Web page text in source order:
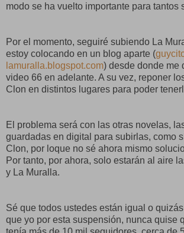
modo se ha vuelto importante para tantos
Por el momento, seguiré subiendo La
estoy colocando en un blog aparte (
lamuralla.blogspot.com) desde donde me
video 66 en adelante. A su vez, reponer
Clon en distintos lugares para poder
El problema será con las otras novelas,
guardadas en digital para subirlas, como
Clon, por loque no sé ahora mismo
Por tanto, por ahora, solo estarán al aire
y La Muralla.
Sé que todos ustedes están igual o
que yo por esta suspensión, nunca quise